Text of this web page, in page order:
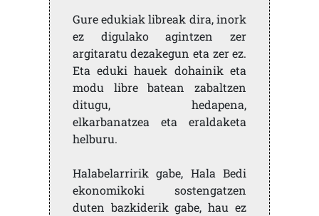
Gure edukiak libreak dira, inork
ez digulako agintzen zer
argitaratu dezakegun eta zer ez.
Eta eduki hauek dohainik eta
modu libre batean zabaltzen
ditugu, hedapena,
elkarbanatzea eta eraldaketa
helburu.
Halabelarririk gabe, Hala Bedi
ekonomikoki sostengatzen
duten bazkiderik gabe, hau ez